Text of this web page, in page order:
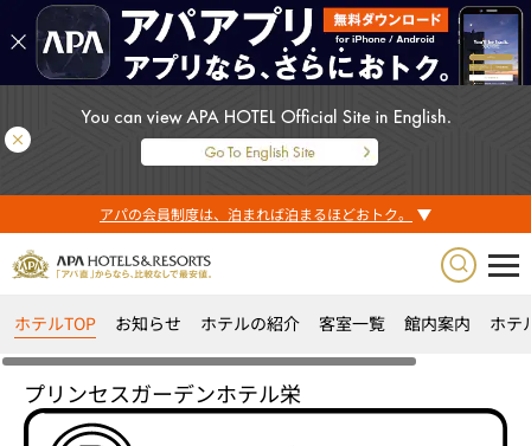
アパの会員制度は、泊まれば泊まるほどおトク。
ホテルTOP お知らせ ホテルの紹介 客室一覧 館内案内 ホテ
プリンセスガーデンホテル栄